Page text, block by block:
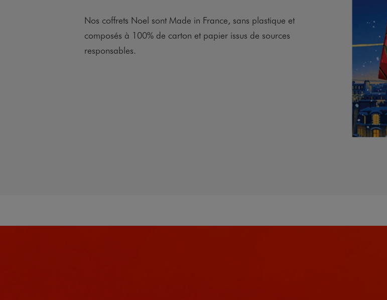
Nos coffrets Noel sont Made in France, sans plastique et
composés à 100% de carton et papier issus de sources
responsables.